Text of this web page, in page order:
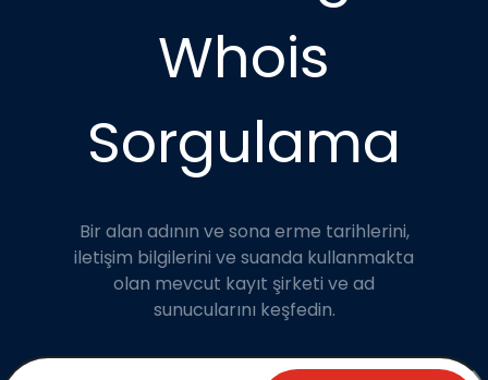
Whois
Sorgulama
Bir alan adının ve sona erme tarihlerini,
iletişim bilgilerini ve suanda kullanmakta
olan mevcut kayıt şirketi ve ad
sunucularını keşfedin.